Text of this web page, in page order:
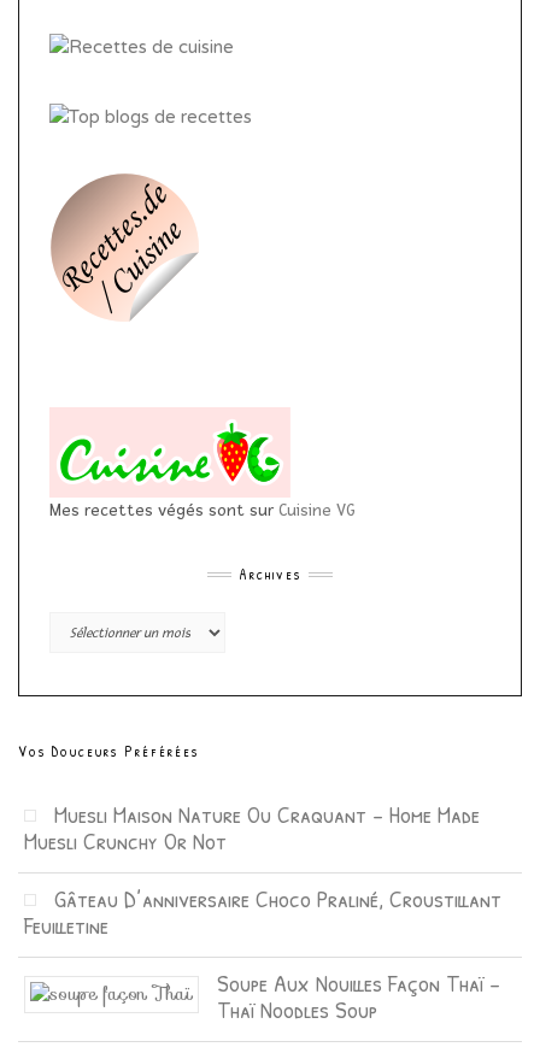
Mes recettes végés sont sur Cuisine VG
Archives
Archives
Vos Douceurs Préférées
Muesli Maison Nature Ou Craquant – Home Made
Muesli Crunchy Or Not
Gâteau D’anniversaire Choco Praliné, Croustillant
Feuilletine
Soupe Aux Nouilles Façon Thaï –
Thaï Noodles Soup